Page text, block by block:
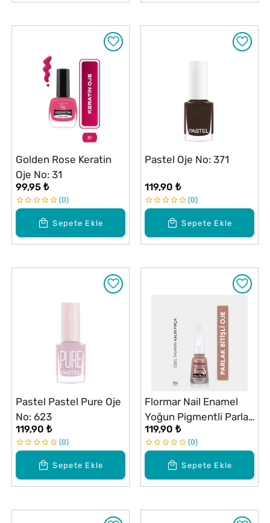
Sepete Ekle
Golden Rose Keratin
Oje No: 31
99,95 ₺
0
Sepete Ekle
Pastel Oje No: 371
119,90 ₺
0
Sepete Ekle
Pastel Pastel Pure Oje
No: 623
119,90 ₺
0
Sepete Ekle
Flormar Nail Enamel
Yoğun Pigmentli Parlak
Oje No: 456 Purr Cat
119,90 ₺
0